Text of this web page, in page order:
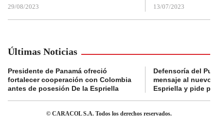
29/08/2023 13/07/2023
Últimas Noticias
Presidente de Panamá ofreció
fortalecer cooperación con Colombia
antes de posesión De la Espriella
Defensoría del
mensaje al nuevo
Espriella y pide
© CARACOL S.A. Todos los derechos reservados.